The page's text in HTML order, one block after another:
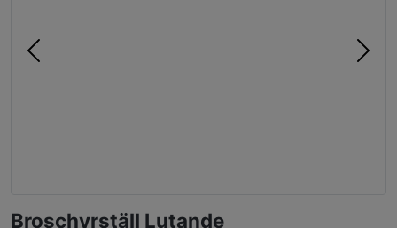
Föregående Nästa
Broschyrställ Lutande